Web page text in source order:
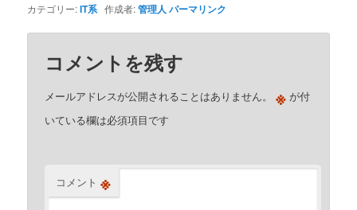
カテゴリー:IT系 作成者:管理人 パーマリンク
コメントを残す
メールアドレスが公開されることはありません。 ※ が付
いている欄は必須項目です
コメント ※